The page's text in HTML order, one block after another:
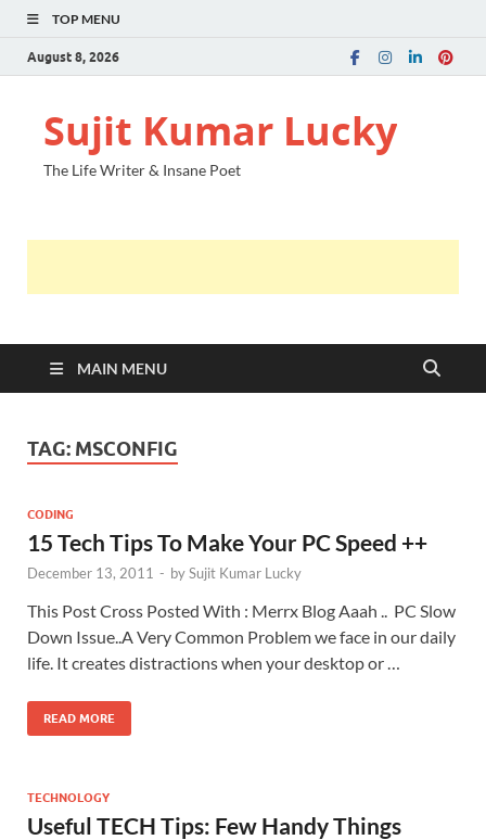
TOP MENU
August 8, 2026
Sujit Kumar Lucky
The Life Writer & Insane Poet
MAIN MENU
TAG: MSCONFIG
CODING
15 Tech Tips To Make Your PC Speed ++
December 13, 2011 - bySujit Kumar Lucky
This Post Cross Posted With : Merrx Blog Aaah .. PC Slow
Down Issue..A Very Common Problem we face in our daily
life. It creates distractions when your desktop or …
READ MORE
TECHNOLOGY
Useful TECH Tips: Few Handy Things